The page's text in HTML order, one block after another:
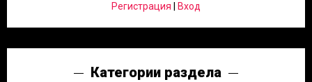
Регистрация
Вход
Категории раздела